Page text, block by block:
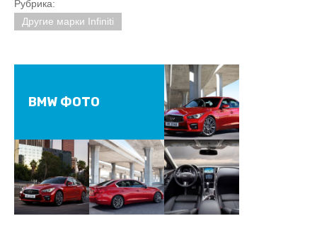
Рубрика:
Другие марки Infiniti
BMW ФОТО